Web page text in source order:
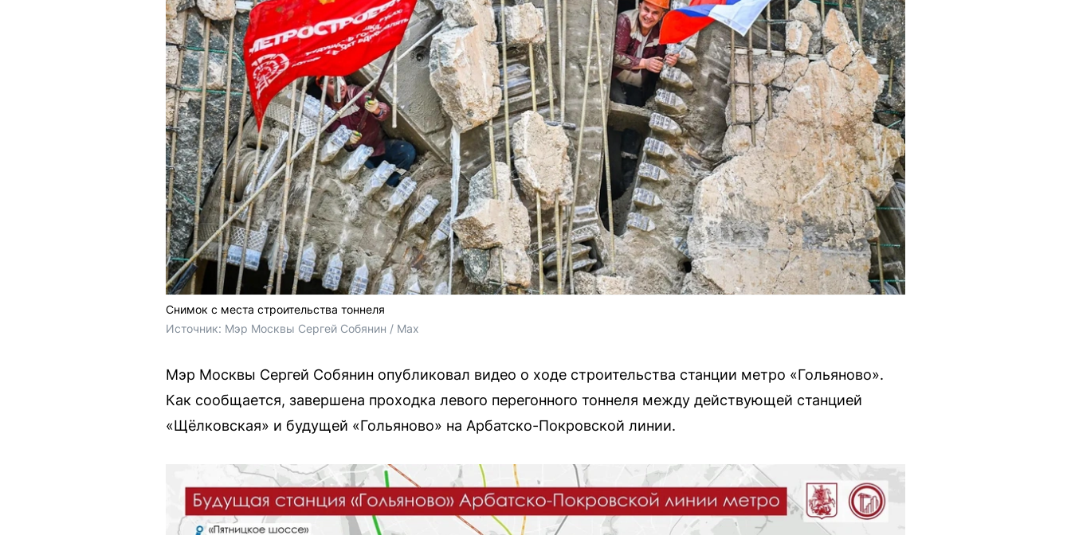
Снимок с места строительства тоннеля
Источник: Мэр Москвы Сергей Собянин / Max
Мэр Москвы Сергей Собянин опубликовал видео о ходе строительства станции метро «Гольяново».
Как сообщается, завершена проходка левого перегонного тоннеля между действующей станцией
«Щёлковская» и будущей «Гольяново» на Арбатско-Покровской линии.